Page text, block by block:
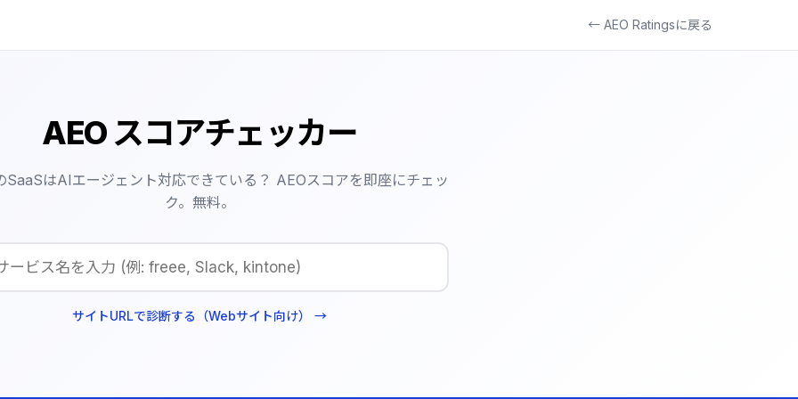
← AEO Ratingsに戻る
AEO スコアチェッカー
SaaSはAIエージェント対応できている？ AEOスコアを即座にチェッ
ク。無料。
サイトURLで診断する（Webサイト向け） →